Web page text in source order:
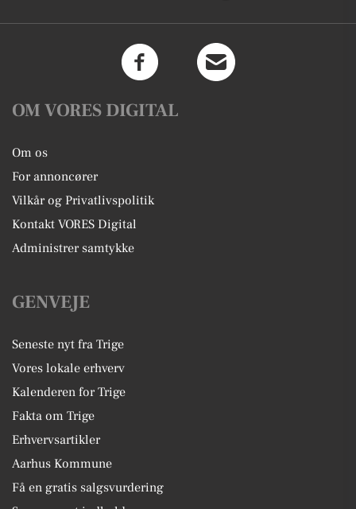
OM VORES DIGITAL
Om os
For annoncører
Vilkår og Privatlivspolitik
Kontakt VORES Digital
Administrer samtykke
GENVEJE
Seneste nyt fra Trige
Vores lokale erhverv
Kalenderen for Trige
Fakta om Trige
Erhvervsartikler
Aarhus Kommune
Få en gratis salgsvurdering